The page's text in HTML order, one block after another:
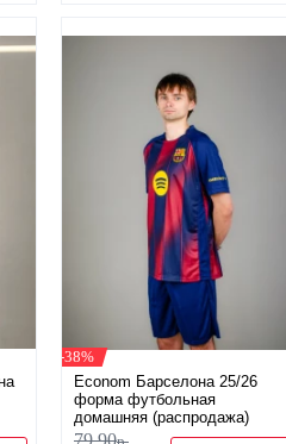
-38%
Econom Барселона 25/26
форма футбольная
домашняя (распродажа)